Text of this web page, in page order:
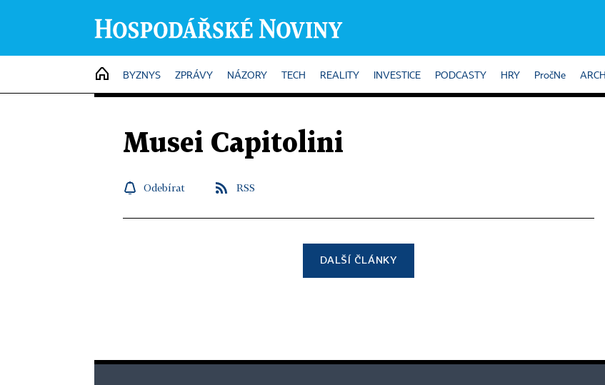
HOME
BYZNYS ZPRÁVY NÁZORY TECH REALITY INVESTICE PODCASTY HRY PročNe
Musei Capitolini
Odebírat RSS
DALŠÍ ČLÁNKY